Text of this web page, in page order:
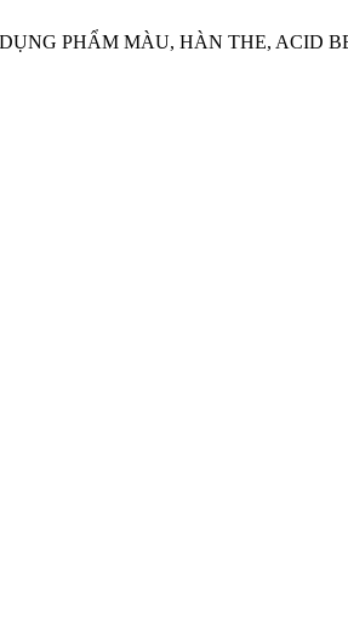
PHẨM MÀU, HÀN THE, ACID